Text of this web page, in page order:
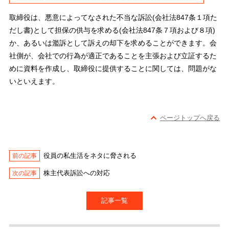
取締役は、悪意によってなされた不当な訴訟(会社法847条１項た
だし書)として担保の供与を求める(会社法847条７項および８項)
か、あるいは濫訴として訴えの却下を求めることができます。会
社側が、会社での行為が適正であることを主張および立証するた
めに資料を作成し、取締役に提供することに関しては、問題がな
いといえます。
ページトップへ戻る
役員の私生活をネタに脅される
株主代表訴訟への対応
記事一覧